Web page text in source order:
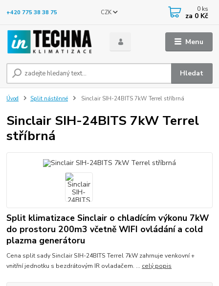
Menu
CZK
Hledat
+420 775 38 38 75 0 ks
za 0 Kč
Úvod Split nástěnné Sinclair SIH-24BITS 7kW Terrel stříbrná
Sinclair SIH-24BITS 7kW Terrel
stříbrná
Split klimatizace Sinclair o chladícím výkonu 7kW
do prostoru 200m3 včetně WIFI ovládání a cold
plazma generátoru
Cena split sady Sinclair SIH-24BITS Terrel 7kW zahrnuje venkovní +
vnitřní jednotku s bezdrátovým IR ovladačem. ... celý popis